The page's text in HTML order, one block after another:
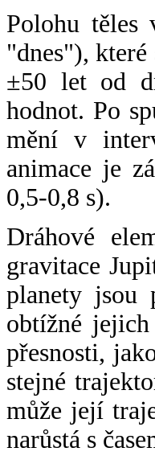
Polohu těles
"dnes"), které
±50 let od
hodnot. Po
mění v
animace je
0,5-0,8 s).
Dráhové
gravitace
planety jsou
obtížné
přesnosti,
stejné
může její
narůstá s